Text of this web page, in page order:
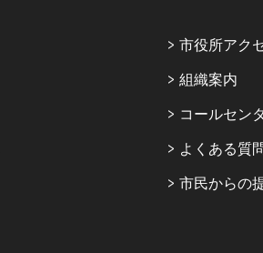
市役所アク
組織案内
コールセン
よくある質
市民からの